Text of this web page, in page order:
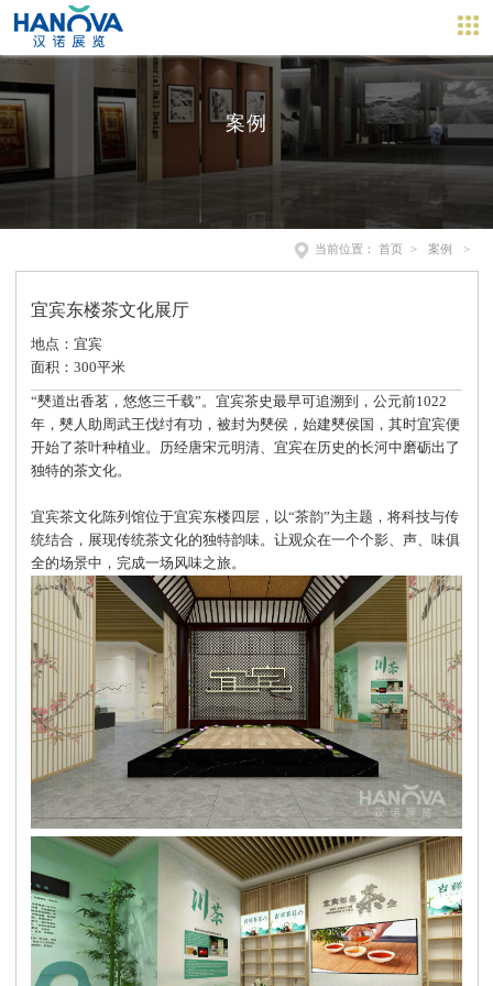
案例
当前位置： 首页 > 案例 >
宜宾东楼茶文化展厅
地点：宜宾
面积：300平米
“僰道出香茗，悠悠三千载”。宜宾茶史最早可追溯到，公元前1022
年，僰人助周武王伐纣有功，被封为僰侯，始建僰侯国，其时宜宾便
开始了茶叶种植业。历经唐宋元明清、宜宾在历史的长河中磨砺出了
独特的茶文化。
宜宾茶文化陈列馆位于宜宾东楼四层，以“茶韵”为主题，将科技与传
统结合，展现传统茶文化的独特韵味。让观众在一个个影、声、味俱
全的场景中，完成一场风味之旅。